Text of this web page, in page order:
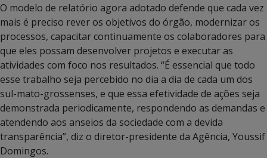
O modelo de relatório agora adotado defende que cada vez
mais é preciso rever os objetivos do órgão, modernizar os
processos, capacitar continuamente os colaboradores para
que eles possam desenvolver projetos e executar as
atividades com foco nos resultados. “É essencial que todo
esse trabalho seja percebido no dia a dia de cada um dos
sul-mato-grossenses, e que essa efetividade de ações seja
demonstrada periodicamente, respondendo as demandas e
atendendo aos anseios da sociedade com a devida
transparência”, diz o diretor-presidente da Agência, Youssif
Domingos.